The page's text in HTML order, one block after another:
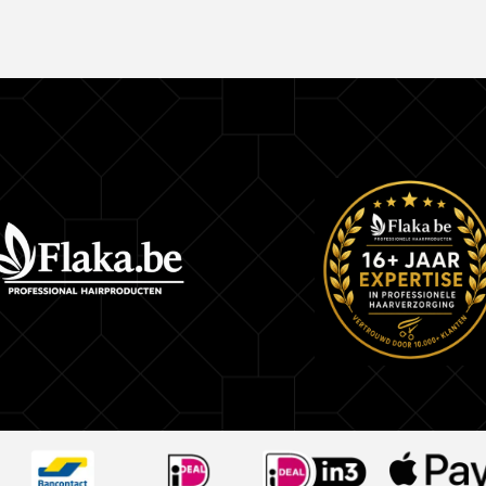
Honing geeft intense voeding en versterkt de
echte aanrader.
Gebruiksaanwijzing Brazilicious Honey Therapy:
Haar drogen hoeft niet. Het haar moet 40 %